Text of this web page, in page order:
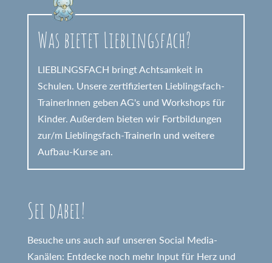
Was bietet Lieblingsfach?
LIEBLINGSFACH bringt Achtsamkeit in
Schulen. Unsere zertifizierten Lieblingsfach-
TrainerInnen geben AG's und Workshops für
Kinder. Außerdem bieten wir Fortbildungen
zur/m Lieblingsfach-TrainerIn und weitere
Aufbau-Kurse an.
Sei dabei!
Besuche uns auch auf unseren Social Media-
Kanälen: Entdecke noch mehr Input für Herz und